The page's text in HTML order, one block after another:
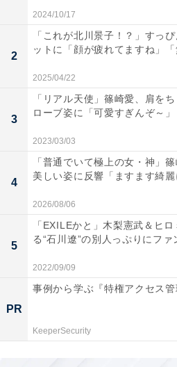
2024/10/17
2
「これが北川景子！？」すっ
ットに「顔が疲れてますね」
2025/04/22
3
「リアル天使」篠崎愛、肩を
ローブ姿に「可愛すぎんぞ～
2023/03/03
4
「普通でいて極上の女・神」
美しい姿に反響「ますます綺
2026/08/06
5
「EXILEかと」木梨憲武＆ヒ
る“石川遼”の別人っぷりにフ
2022/09/09
PR
事例から学ぶ『特権アクセス管
KeeperSecurity